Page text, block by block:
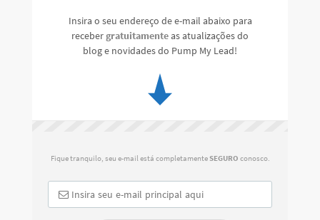
Insira o seu endereço de e-mail abaixo para
recebergratuitamenteas atualizações do
blog e novidades do Pump My Lead!
Fique tranquilo, seu e-mail está completamente SEGURO conosco.